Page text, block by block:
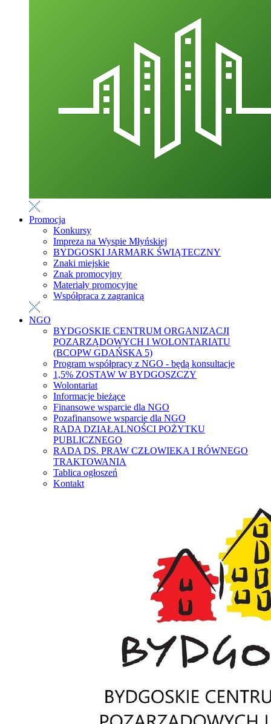
Promocja
Konkursy
Impreza na Wyspie Młyńskiej
BYDGOSKI JARMARK ŚWIĄTECZNY
Znaki miejskie
Znak promocyjny
Materiały promocyjne
Współpraca z zagranicą
NGO
BYDGOSKIE CENTRUM ORGANIZACJI
POZARZĄDOWYCH I WOLONTARIATU
(BCOPW GDAŃSKA 5)
Program współpracy z NGO - będą konsultacje
1,5% ZOSTAW W BYDGOSZCZY
Wolontariat
Informacje bieżące
Finansowe wsparcie dla NGO
Pozafinansowe wsparcie dla NGO
RADA DZIAŁALNOŚCI POŻYTKU
PUBLICZNEGO
RADA DS. PRAW CZŁOWIEKA I RÓWNEGO
TRAKTOWANIA
Tablica ogłoszeń
Kontakt